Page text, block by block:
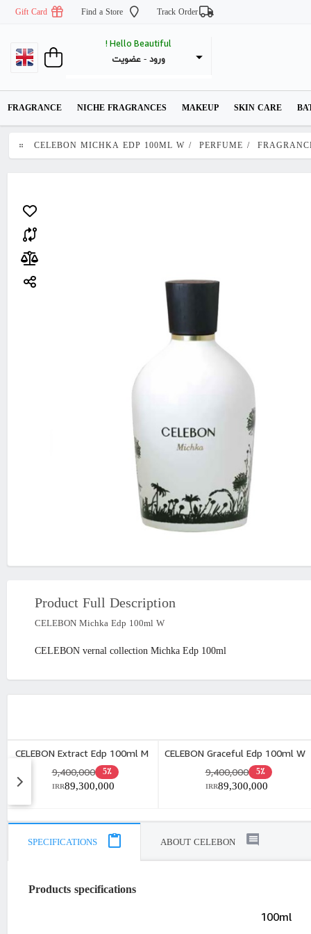
Track Order
Find a Store
Gift Card
Hello Beautiful !
ورود - عضویت
FRAGRANCE NICHE FRAGRANCES MAKEUP SKIN CARE
/
PERFUME
/
CELEBON MICHKA EDP 100ML W
Product Full Description
CELEBON Michka Edp 100ml W
CELEBON vernal collection Michka Edp 100ml
CELEBON Extract Edp 100ml M
5٪ 9,400,000
89,300,000
IRR
CELEBON Graceful Edp 100ml W
5٪ 9,400,000
89,300,000
IRR
SPECIFICATIONS ABOUT CELEBON
Products specifications
100ml